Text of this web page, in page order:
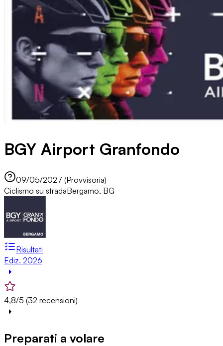
BGY Airport Granfondo
09/05/2027 (Provvisoria)
Ciclismo su stradaBergamo, BG
Risultati
Ediz. 2026
4,8/5 (32 recensioni)
Preparati a volare